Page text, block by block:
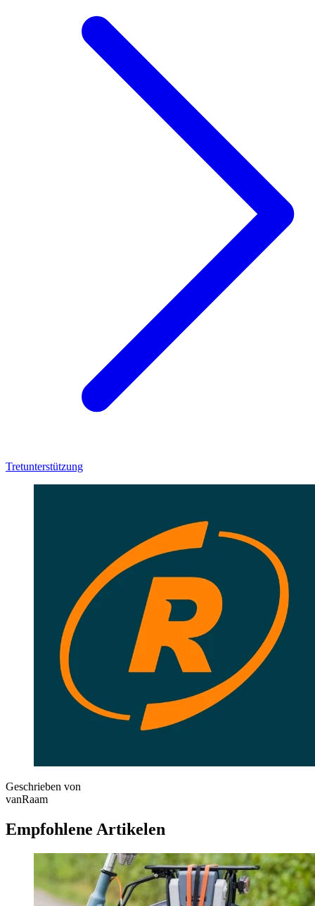
Tretunterstützung
Geschrieben von
vanRaam
Empfohlene Artikelen